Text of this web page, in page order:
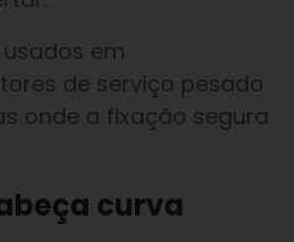
em
de serviço pesado
onde a fixação segura
curva